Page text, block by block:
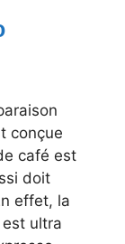
conçue
café est
doit
effet, la
ultra